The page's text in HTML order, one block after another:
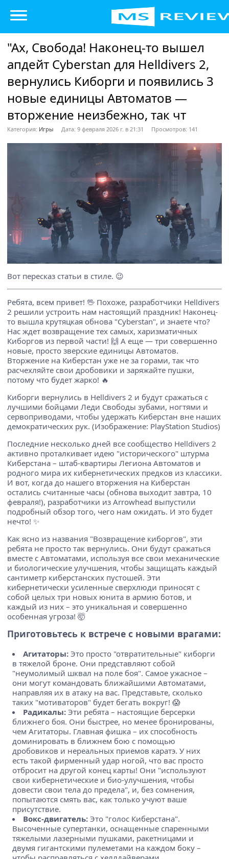
"Ах, Свобода! Наконец-то вышел
апдейт Cyberstan для Helldivers 2,
вернулись Киборги и появились 3
новые единицы Автоматов —
вторжение неизбежно, так чт
Категория: Игры Дата: 9 февраля 2026 г. в 21:31 Просмотров: 141
Вот пересказ статьи в стиле. 😉
Ребята, всем привет! 🖖 Похоже, разработчики Helldivers
2 решили устроить нам настоящий праздник! Наконец-
то вышла крутяцкая обнова "Cyberstan", и знаете что?
Нас ждет возвращение тех самых, харизматичных
Киборгов из первой части! 🙌 А еще — три совершенно
новые, просто зверские единицы Автоматов.
Вторжение на Киберстан уже не за горами, так что
расчехляйте свои дробовики и заряжайте пушки,
потому что будет жарко! 🔥
Киборги вернулись в Helldivers 2 и будут сражаться с
лучшими бойцами Леди Свободы зубами, ногтями и
сервоприводами, чтобы удержать Киберстан вне наших
демократических рук. (Изображение: PlayStation Studios)
Последние несколько дней все сообщество Helldivers 2
активно проталкивает идею "исторического" штурма
Киберстана – штаб-квартиры Легиона Автоматов и
родного мира их кибернетических предков из классики.
И вот, когда до нашего вторжения на Киберстан
остались считанные часы (обнова выходит завтра, 10
февраля!), разработчики из Arrowhead выпустили
подробный обзор того, чего нам ожидать. И это будет
нечто! ✨
Как ясно из названия "Возвращение киборгов", эти
ребята не просто так вернулись. Они будут сражаться
вместе с Автоматами, используя все свои механические
и биологические улучшения, чтобы защищать каждый
сантиметр киберстанских пустошей. Эти
кибернетически усиленные сверхлюди приносят с
собой целых три новых юнита в армию ботов, и
каждый из них – это уникальная и совершенно
особенная угроза! 🤯
Приготовьтесь к встрече с новыми врагами:
Агитаторы: Это просто "отвратительные" киборги
в тяжелой броне. Они представляют собой
"неумолимый шквал на поле боя". Самое ужасное –
они могут командовать ближайшими Автоматами,
направляя их в атаку на вас. Представьте, сколько
таких "мотиваторов" будет бегать вокруг! 😱
Радикалы: Эти ребята – настоящие берсерки
ближнего боя. Они быстрее, но менее бронированы,
чем Агитаторы. Главная фишка – их способность
доминировать в ближнем бою с помощью
дробовиков и нереальных приемов каратэ. У них
есть такой фирменный удар ногой, что вас просто
отбросит на другой конец карты! Они "используют
свои кибернетические и био-улучшения, чтобы
довести свои тела до предела", и, без сомнения,
попытаются смять вас, как только учуют ваше
присутствие.
Вокс-двигатель: Это "голос Киберстана".
Высоченные супертанки, оснащенные спаренными
тяжелыми лазерными пушками, ракетницами и
двумя гигантскими пулеметами на каждом боку –